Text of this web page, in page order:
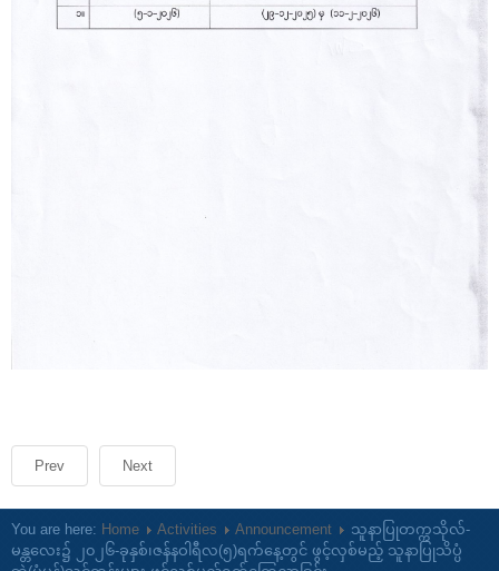
Prev Next
You are here: Home Activities Announcement
သူနာပြုတက္ကသိုလ်-
မန္တလေး၌ ၂၀၂၆-ခုနှစ်၊ဇန်နဝါရီလ(၅)ရက်နေ့တွင် ဖွင့်လှစ်မည့် သူနာပြုသိပ္ပံ